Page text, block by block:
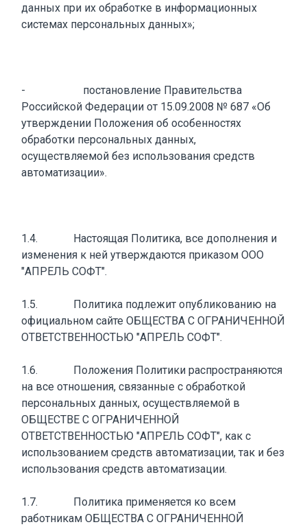
данных при их обработке в информационных
системах персональных данных»;
- постановление Правительства
Российской Федерации от 15.09.2008 № 687 «Об
утверждении Положения об особенностях
обработки персональных данных,
осуществляемой без использования средств
автоматизации».
1.4. Настоящая Политика, все дополнения и
изменения к ней утверждаются приказом ООО
"АПРЕЛЬ СОФТ".
1.5. Политика подлежит опубликованию на
официальном сайте ОБЩЕСТВА С ОГРАНИЧЕННОЙ
ОТВЕТСТВЕННОСТЬЮ "АПРЕЛЬ СОФТ".
1.6. Положения Политики распространяются
на все отношения, связанные с обработкой
персональных данных, осуществляемой в
ОБЩЕСТВЕ С ОГРАНИЧЕННОЙ
ОТВЕТСТВЕННОСТЬЮ "АПРЕЛЬ СОФТ", как с
использованием средств автоматизации, так и без
использования средств автоматизации.
1.7. Политика применяется ко всем
работникам ОБЩЕСТВА С ОГРАНИЧЕННОЙ